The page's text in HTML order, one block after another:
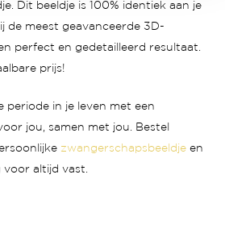
Dit beeldje is 100% identiek aan je
de meest geavanceerde 3D-
perfect en gedetailleerd resultaat.
prijs!
periode in je leven met een
jou, samen met jou. Bestel
zwangerschapsbeeldjeen
altijd vast.